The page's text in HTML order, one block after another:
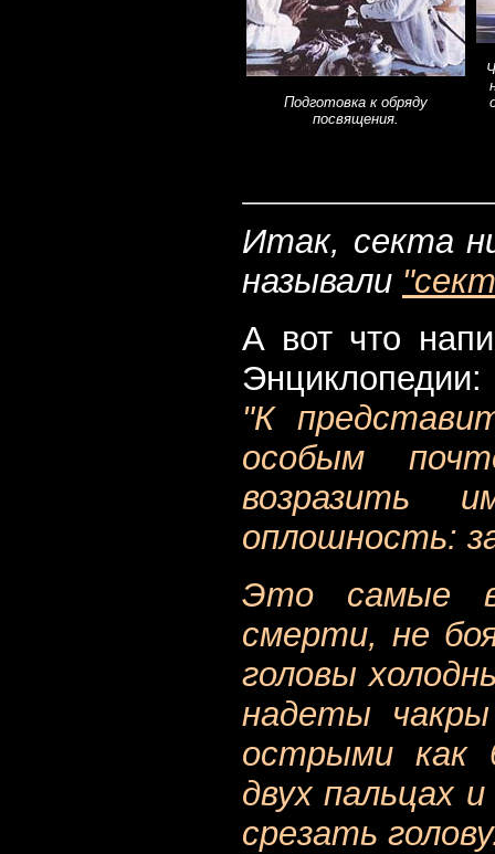
Подготовка к обряду
посвящения.
Итак, секта
называли
А вот что
Энциклопедии:
"К
особым
возразить
оплошность:
Это самые
смерти, не
головы
надеты
острыми как
двух пальцах
срезать